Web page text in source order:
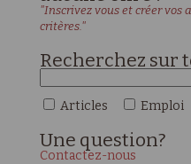
"Inscrivez vous et créer vos
critères."
Recherchez sur
Articles Emploi
Une question?
Contactez-nous